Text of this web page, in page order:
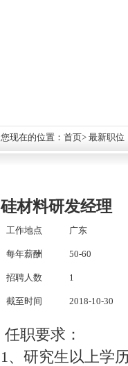
您现在的位置： 首页> 最新职位
硅材料研发经理
工作地点 广东
每年薪酬 50-60
招聘人数 1
截至时间 2018-10-30
任职要求：
1、研究生以上学